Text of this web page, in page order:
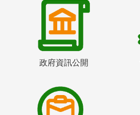
政府資訊公開